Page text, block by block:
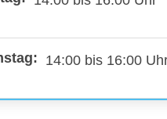
14:00 bis 16:00